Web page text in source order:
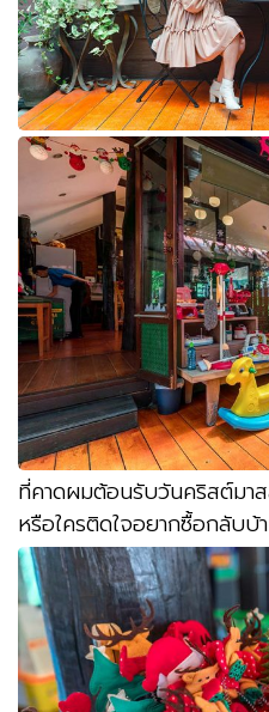
ที่คาดผมต้อนรับวันคริสต์มา
หรือใครติดใจอยากซื้อกลับ